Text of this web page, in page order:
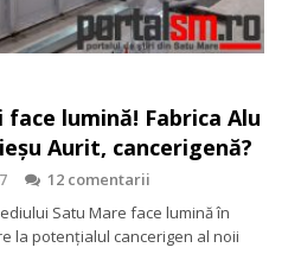
lumină! Fabrica Alu
Aurit, cancerigenă?
12 comentarii
Satu Mare face lumină în
la potenţialul cancerigen al noii